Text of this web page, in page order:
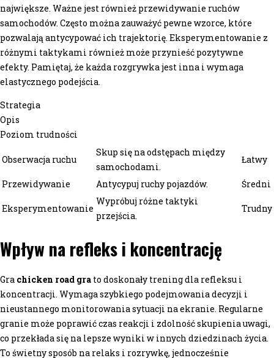
największe. Ważne jest również przewidywanie ruchów
samochodów. Często można zauważyć pewne wzorce, które
pozwalają antycypować ich trajektorię. Eksperymentowanie z
różnymi taktykami również może przynieść pozytywne
efekty. Pamiętaj, że każda rozgrywka jest inna i wymaga
elastycznego podejścia.
Strategia
Opis
Poziom trudności
Obserwacja ruchu
Skup się na odstępach między
samochodami.
Łatwy
Przewidywanie Antycypuj ruchy pojazdów. Średni
Eksperymentowanie
Wypróbuj różne taktyki
przejścia.
Trudny
Wpływ na refleks i koncentrację
Gra chicken road gra to doskonały trening dla refleksu i
koncentracji. Wymaga szybkiego podejmowania decyzji i
nieustannego monitorowania sytuacji na ekranie. Regularne
granie może poprawić czas reakcji i zdolność skupienia uwagi,
co przekłada się na lepsze wyniki w innych dziedzinach życia.
To świetny sposób na relaks i rozrywkę, jednocześnie